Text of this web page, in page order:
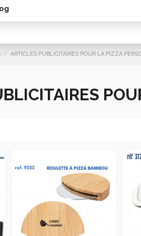
ARTICLES PUBLICITAIRES POUR LA PIZZA